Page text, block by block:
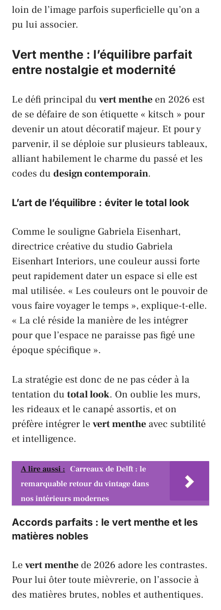
loin de l’image parfois superficielle qu’on a
pu lui associer.
Vert menthe : l’équilibre parfait
entre nostalgie et modernité
Le défi principal du vert menthe en 2026 est
de se défaire de son étiquette « kitsch » pour
devenir un atout décoratif majeur. Et pour y
parvenir, il se déploie sur plusieurs tableaux,
alliant habilement le charme du passé et les
codes du design contemporain.
L’art de l’équilibre : éviter le total look
Comme le souligne Gabriela Eisenhart,
directrice créative du studio Gabriela
Eisenhart Interiors, une couleur aussi forte
peut rapidement dater un espace si elle est
mal utilisée. « Les couleurs ont le pouvoir de
vous faire voyager le temps », explique-t-elle.
« La clé réside la manière de les intégrer
pour que l’espace ne paraisse pas figé une
époque spécifique ».
La stratégie est donc de ne pas céder à la
tentation du total look. On oublie les murs,
les rideaux et le canapé assortis, et on
préfère intégrer levert menthe avec subtilité
et intelligence.
A lire aussi : Carreaux de Delft : le
remarquable retour du vintage dans
nos intérieurs modernes
Accords parfaits : le vert menthe et les
matières nobles
Levert menthe de 2026 adore les contrastes.
Pour lui ôter toute mièvrerie, on l’associe à
des matières brutes, nobles et authentiques.